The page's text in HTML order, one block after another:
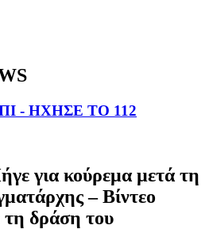
- ΗΧΗΣΕ ΤΟ 112
για κούρεμα μετά τη
– Βίντεο
τη δράση του